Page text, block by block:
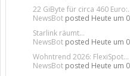
22 GiByte für circa 460
NewsBot posted Heute um
Starlink räumt...
NewsBot posted Heute um
Wohntrend 2026: FlexiSpot...
NewsBot posted Heute um